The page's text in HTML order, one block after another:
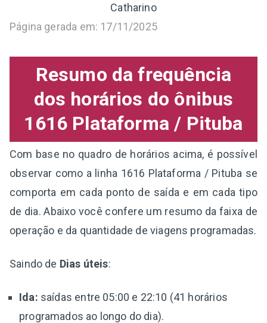
Catharino
Página gerada em: 17/11/2025
Resumo da frequência
dos horários do ônibus
1616 Plataforma / Pituba
Com base no quadro de horários acima, é possível
observar como a linha 1616 Plataforma / Pituba se
comporta em cada ponto de saída e em cada tipo
de dia. Abaixo você confere um resumo da faixa de
operação e da quantidade de viagens programadas.
Saindo de Dias úteis:
Ida: saídas entre 05:00 e 22:10 (41 horários
programados ao longo do dia).